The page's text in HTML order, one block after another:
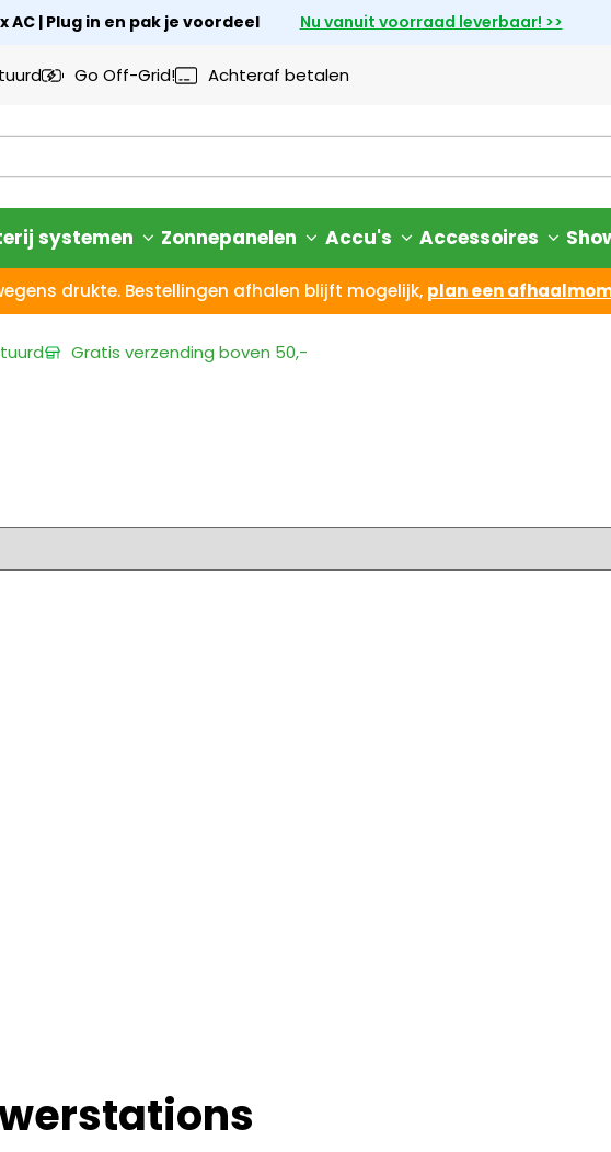
AC | Plug in en pak je voordeel Nu vanuit voorraad leverbaar! >>
Go Off-Grid! Achteraf betalen
systemen Zonnepanelen Accu's Accessoires
drukte. Bestellingen afhalen blijft mogelijk, plan een
Gratis verzending boven 50,-